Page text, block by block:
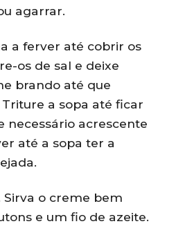
agarrar.
a ferver até cobrir os
os de sal e deixe
brando até que
a sopa até ficar
necessário acrescente
até a sopa ter a
Sirva o creme bem
e um fio de azeite.